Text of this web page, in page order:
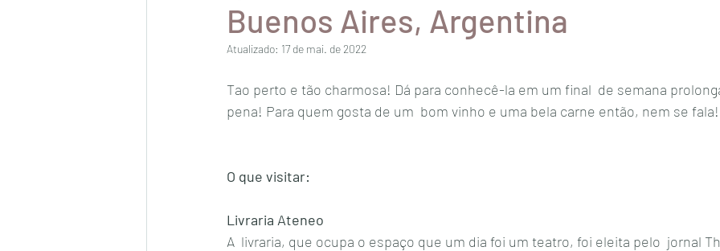
Camboja Coréia do Sul
Itália Inglaterra Espanha Bélgica França Holanda
Chile
Buenos Aires, Argentina
Atualizado: 17 de mai. de 2022
Tao perto e tão charmosa! Dá para conhecê-la em um final  de semana
pena! Para quem gosta de um  bom vinho e uma bela carne então, nem se fala!
O que visitar:
Livraria Ateneo
A  livraria, que ocupa o espaço que um dia foi um teatro, foi eleita pelo  jornal